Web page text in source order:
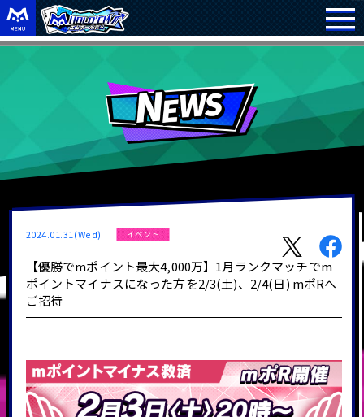
2024.01.31(Wed) イベント
【優勝でmポイント最大4,000万】1月ランクマッチでm
ポイントマイナスになった方を2/3(土)、2/4(日) mポRへ
ご招待